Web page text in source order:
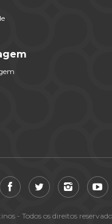
- Todos os direitos